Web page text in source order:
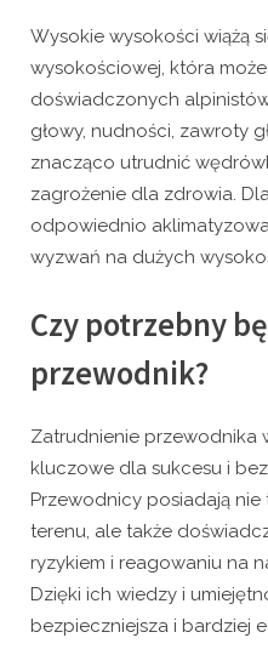
Wysokie wysokości wiążą
wysokościowej, która
doświadczonych
głowy, nudności, zawroty
znacząco utrudnić
zagrożenie dla zdrowia.
odpowiednio
wyzwań na dużych
Czy potrzebny
przewodnik?
Zatrudnienie przewodnika
kluczowe dla sukcesu i
Przewodnicy posiadają
terenu, ale także
ryzykiem i reagowaniu na
Dzięki ich wiedzy i
bezpieczniejsza i bardziej